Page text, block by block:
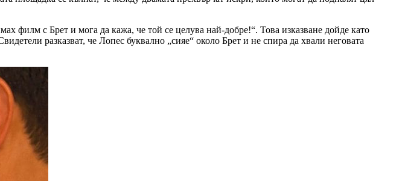
филм с Брет и мога да кажа, че той се целува най-добре!“. Това изказване дойде като
разказват, че Лопес буквално „сияе“ около Брет и не спира да хвали неговата